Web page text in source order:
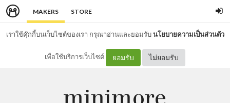
MAKERS STORE
เราใช้คุ๊กกี้บนเว็บไซต์ของเรา กรุณาอ่านและยอมรับนโยบายความเป็นส่วนตัว
เพื่อใช้บริการเว็บไซต์ ยอมรับ ไม่ยอมรับ